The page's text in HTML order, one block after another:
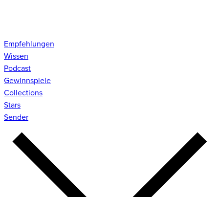
Empfehlungen
Wissen
Podcast
Gewinnspiele
Collections
Stars
Sender